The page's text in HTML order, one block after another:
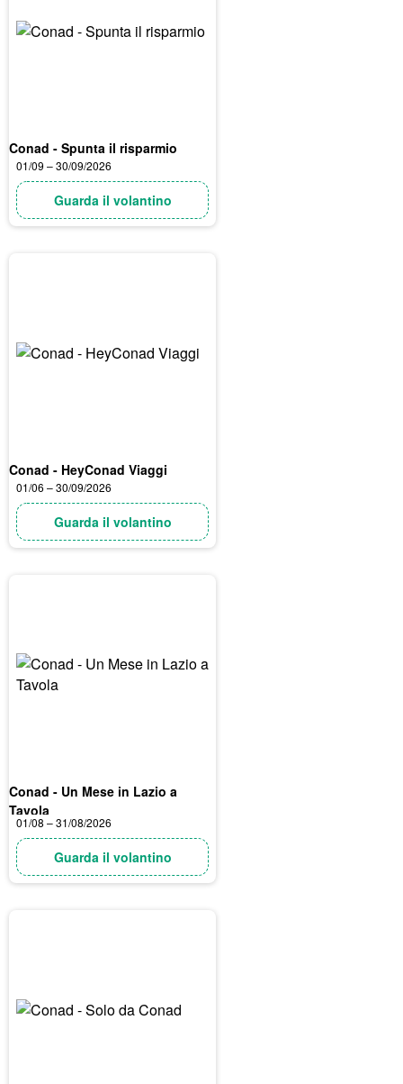
Conad - Spunta il risparmio
01/09 – 30/09/2026
Guarda il volantino
Conad - HeyConad Viaggi
01/06 – 30/09/2026
Guarda il volantino
Conad - Un Mese in Lazio a
Tavola
01/08 – 31/08/2026
Guarda il volantino